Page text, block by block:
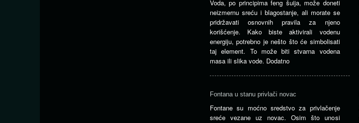
Voda, po principima feng šuija, može doneti
neizmernu sreću i blagostanje, ali morate se
pridržavati osnovnih pravila za njeno
korišćenje. Kako biste aktivirali vodenu
energiju, potrebno je nešto što će simbolisati
taj element. To može biti stvarna vodena
masa ili slika vode. Dodatno
Fontana u stanu privlači novac
Fontane su moćno sredstvo za privlačenje
sreće vezane uz novac. Osim što unosi